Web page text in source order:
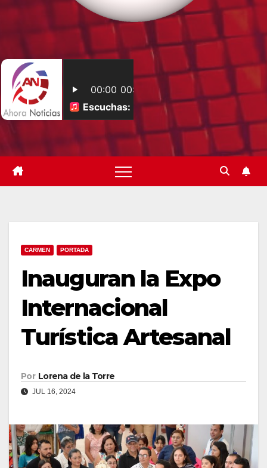
CARMEN PORTADA
Inauguran la Expo
Internacional
Turística Artesanal
Por Lorena de la Torre
JUL 16, 2024